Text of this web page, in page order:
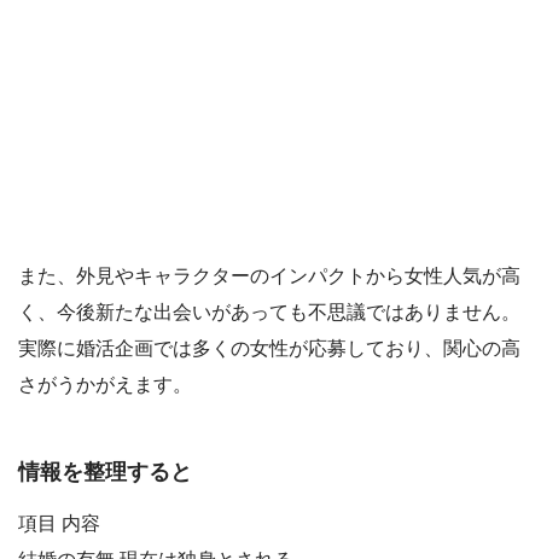
また、外見やキャラクターのインパクトから女性人気が高
く、今後新たな出会いがあっても不思議ではありません。
実際に婚活企画では多くの女性が応募しており、関心の高
さがうかがえます。
情報を整理すると
項目 内容